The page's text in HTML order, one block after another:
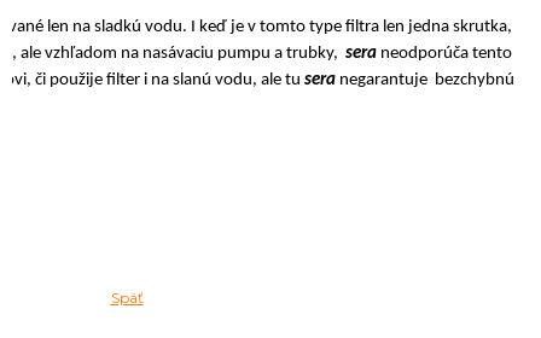
len na sladkú vodu. I keď je v tomto type filtra len jedna skrutka,
ale vzhľadom na nasávaciu pumpu a trubky, sera neodporúča tento
či použije filter i na slanú vodu, ale tu sera negarantuje bezchybnú
Späť